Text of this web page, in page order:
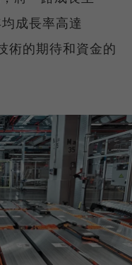
成長率高達
術的期待和資金的